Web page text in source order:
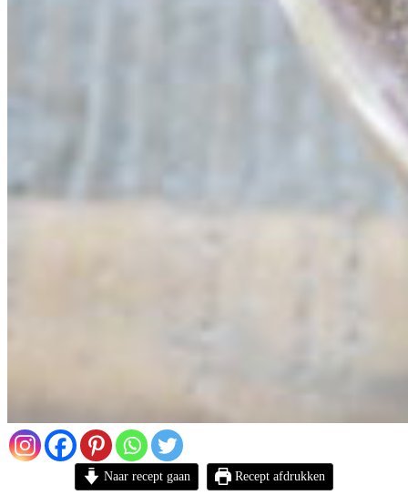
Naar recept gaan Recept afdrukken